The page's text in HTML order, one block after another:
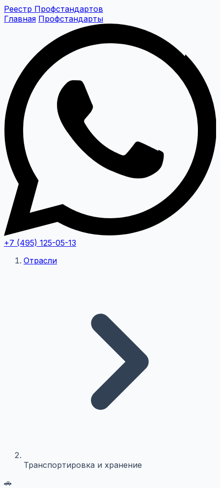
Реестр Профстандартов
Главная Профстандарты
+7 (495) 125-05-13
Отрасли
Транспортировка и хранение
🚗